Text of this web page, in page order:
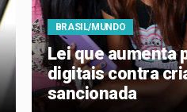
BRASIL/MUNDO
Lei que aumenta
digitais contra
sancionada